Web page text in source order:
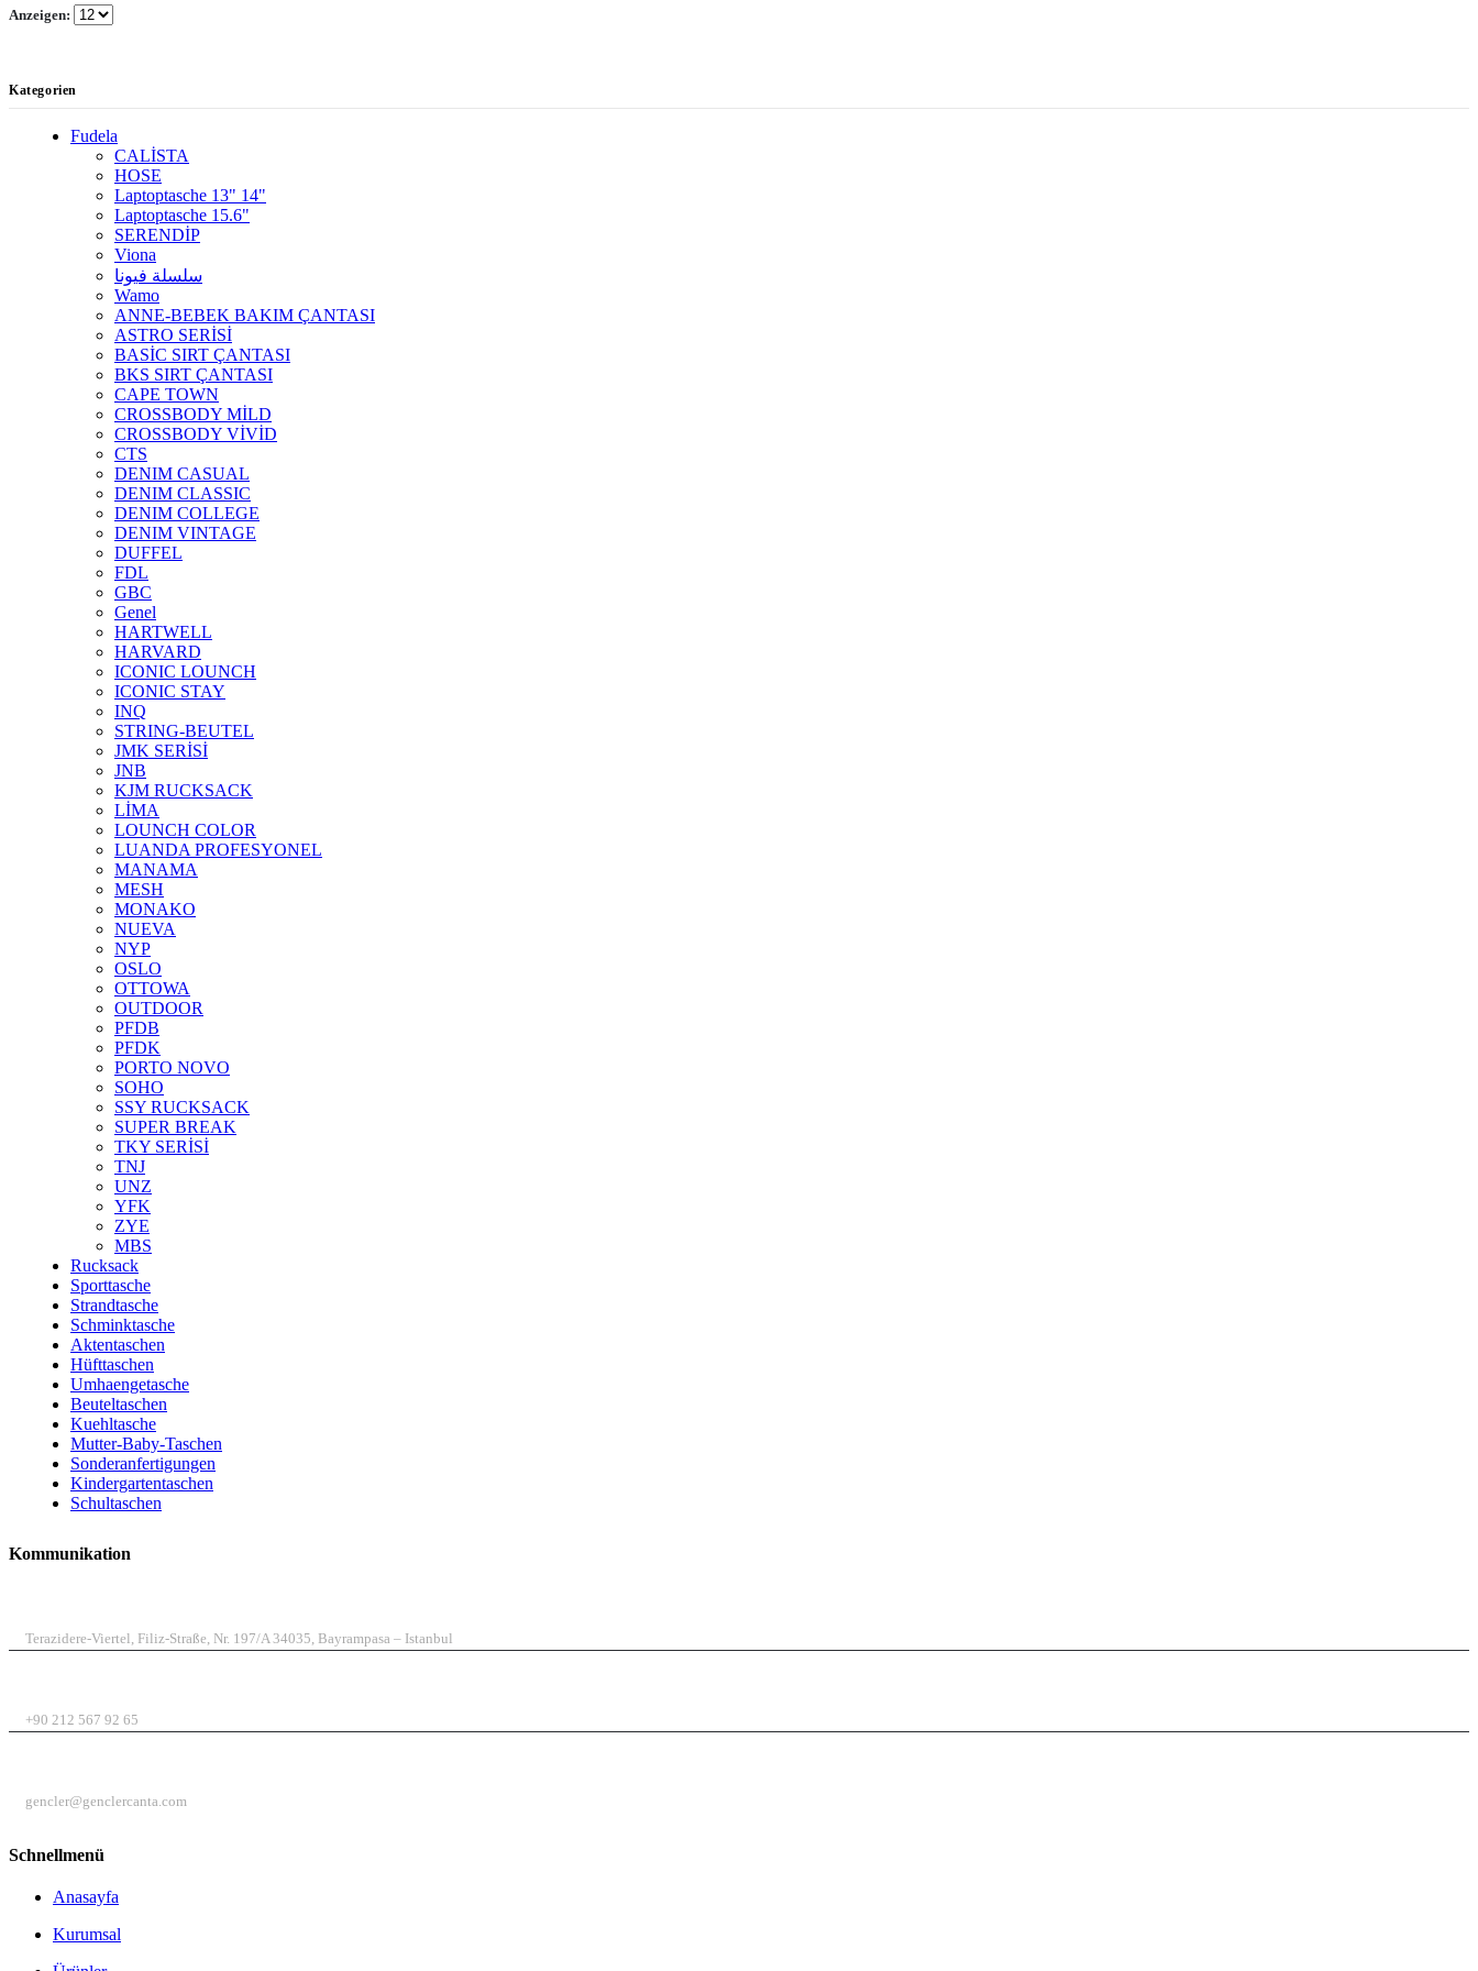
Anzeigen:
Kategorien
Fudela
CALİSTA
HOSE
Laptoptasche 13" 14"
Laptoptasche 15.6"
SERENDİP
Viona
سلسلة فيونا
Wamo
ANNE-BEBEK BAKIM ÇANTASI
ASTRO SERİSİ
BASİC SIRT ÇANTASI
BKS SIRT ÇANTASI
CAPE TOWN
CROSSBODY MİLD
CROSSBODY VİVİD
CTS
DENIM CASUAL
DENIM CLASSIC
DENIM COLLEGE
DENIM VINTAGE
DUFFEL
FDL
GBC
Genel
HARTWELL
HARVARD
ICONIC LOUNCH
ICONIC STAY
INQ
STRING-BEUTEL
JMK SERİSİ
JNB
KJM RUCKSACK
LİMA
LOUNCH COLOR
LUANDA PROFESYONEL
MANAMA
MESH
MONAKO
NUEVA
NYP
OSLO
OTTOWA
OUTDOOR
PFDB
PFDK
PORTO NOVO
SOHO
SSY RUCKSACK
SUPER BREAK
TKY SERİSİ
TNJ
UNZ
YFK
ZYE
MBS
Rucksack
Sporttasche
Strandtasche
Schminktasche
Aktentaschen
Hüfttaschen
Umhaengetasche
Beuteltaschen
Kuehltasche
Mutter-Baby-Taschen
Sonderanfertigungen
Kindergartentaschen
Schultaschen
Kommunikation
Terazidere-Viertel, Filiz-Straße, Nr. 197/A 34035, Bayrampasa – Istanbul
+90 212 567 92 65
gencler@genclercanta.com
Schnellmenü
Anasayfa
Kurumsal